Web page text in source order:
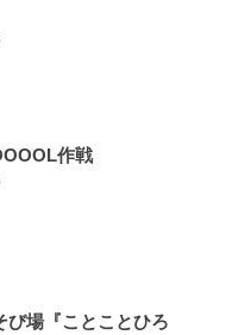
作戦
び場『ことことひろ